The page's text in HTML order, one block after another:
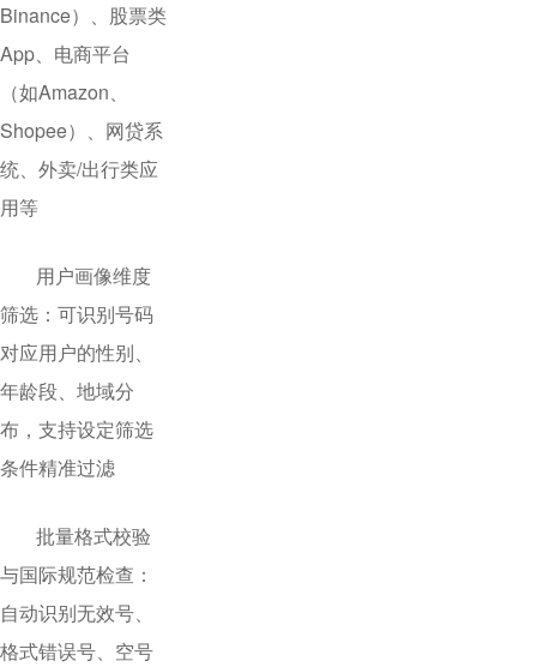
Binance）、股票类
App、电商平台
（如Amazon、
Shopee）、网贷系
统、外卖/出行类应
用等
用户画像维度
筛选：可识别号码
对应用户的性别、
年龄段、地域分
布，支持设定筛选
条件精准过滤
批量格式校验
与国际规范检查：
自动识别无效号、
格式错误号、空号